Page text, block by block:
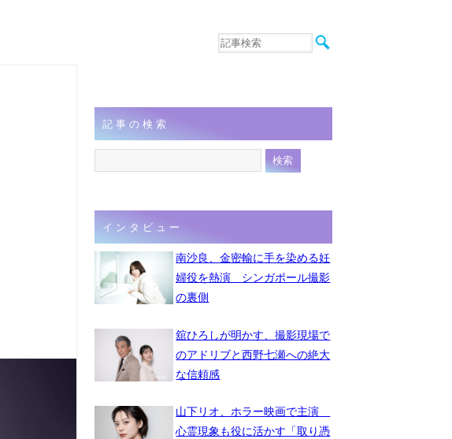
音楽
連載
フォト
記事の検索
インタビュー
南沙良、金密輸に手を染める妊
婦役を熱演 シンガポール撮影
の裏側
舘ひろしが明かす、撮影現場で
のアドリブと西野七瀬への絶大
な信頼感
山下リオ、ホラー映画で主演
心霊現象も役に活かす「取り憑